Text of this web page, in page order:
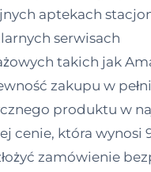
aptekach
serwisach
takich jak
zakupu w pełni
produktu w
cenie, która wynosi
zamówienie